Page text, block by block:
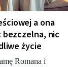
a ona
bezczelna, nic
życie
Romana i